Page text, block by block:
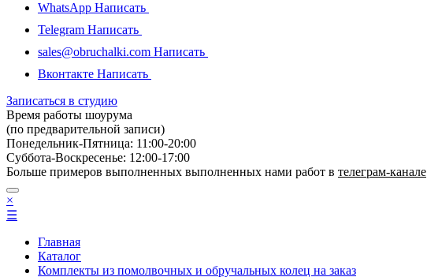
WhatsApp Написать
Telegram Написать
sales@obruchalki.com Написать
Вконтакте Написать
Записаться в студию
Время работы шоурума
(по предварительной записи)
Понедельник-Пятница: 11:00-20:00
Суббота-Bоcкресенье: 12:00-17:00
Больше примеров выполненных выполненных нами работ в телеграм-канале
×
☰
Главная
Каталог
Комплекты из помолвочных и обручальных колец на заказ